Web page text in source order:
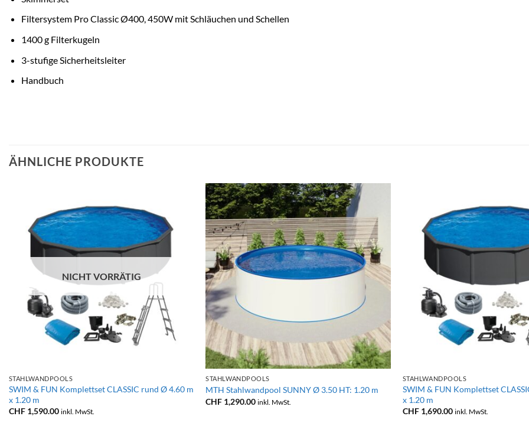
Filtersystem Pro Classic Ø400, 450W mit Schläuchen und Schellen
1400 g Filterkugeln
3-stufige Sicherheitsleiter
Handbuch
ÄHNLICHE PRODUKTE
NICHT VORRÄTIG
STAHLWANDPOOLS
SWIM & FUN Komplettset CLASSIC rund Ø 4.60 m
x 1.20 m
CHF1,590.00 inkl. MwSt.
+
STAHLWANDPOOLS
MTH Stahlwandpool SUNNY Ø 3.50 HT: 1.20 m
CHF 1,290.00 inkl. MwSt.
STAHLWANDPOOLS
SWIM & FUN Komplettset
x 1.20 m
CHF1,690.00 inkl. MwSt.